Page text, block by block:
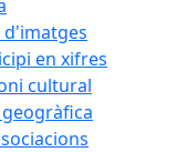
d'imatges
en xifres
cultural